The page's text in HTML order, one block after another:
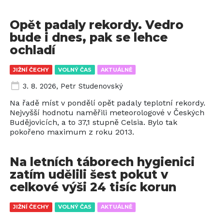
JIŽNÍ ČECHY VOLNÝ ČAS AKTUÁLNĚ
Opět padaly rekordy. Vedro
bude i dnes, pak se lehce
ochladí
3. 8. 2026, Petr Studenovský
Na řadě míst v pondělí opět padaly teplotní rekordy.
Nejvyšší hodnotu naměřili meteorologové v Českých
Budějovicích, a to 37,1 stupně Celsia. Bylo tak
pokořeno maximum z roku 2013.
JIŽNÍ ČECHY VOLNÝ ČAS AKTUÁLNĚ
Na letních táborech hygienici
zatím udělili šest pokut v
celkové výši 24 tisíc korun